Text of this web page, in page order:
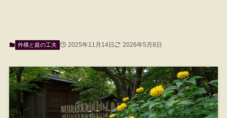
外構と庭の工夫 2025年11月14日 2026年5月8日